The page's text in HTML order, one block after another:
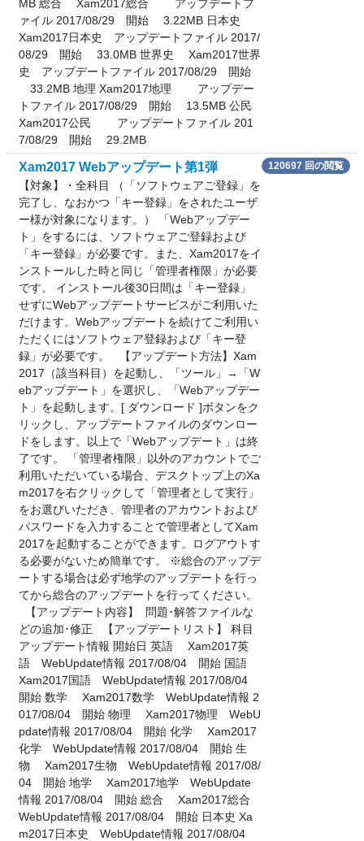
MB 総合 Xam2017総合 アップデートフ
ァイル 2017/08/29 開始 3.22MB 日本史
Xam2017日本史 アップデートファイル 2017/
08/29 開始 33.0MB 世界史 Xam2017世界
史 アップデートファイル 2017/08/29 開始
33.2MB 地理 Xam2017地理 アップデー
トファイル 2017/08/29 開始 13.5MB 公民
Xam2017公民 アップデートファイル 201
7/08/29 開始 29.2MB
Xam2017 Webアップデート第1弾
【対象】・全科目 （「ソフトウェアご登録」を
完了し、なおかつ「キー登録」をされたユーザ
ー様が対象になります。） 「Webアップデー
ト」をするには、ソフトウェアご登録および
「キー登録」が必要です。また、Xam2017をイ
ンストールした時と同じ「管理者権限」が必要
です。 インストール後30日間は「キー登録」
せずにWebアップデートサービスがご利用いた
だけます。Webアップデートを続けてご利用い
ただくにはソフトウェア登録および「キー登
録」が必要です。 【アップデート方法】Xam
2017（該当科目）を起動し、「ツール」→「W
ebアップデート」を選択し、「Webアップデー
ト」を起動します。[ ダウンロード ]ボタンをク
リックし、アップデートファイルのダウンロー
ドをします。以上で「Webアップデート」は終
了です。 「管理者権限」以外のアカウントでご
利用いただいている場合、デスクトップ上のXa
m2017を右クリックして「管理者として実行」
をお選びいただき、管理者のアカウントおよび
パスワードを入力することで管理者としてXam
2017を起動することができます。ログアウトす
る必要がないため簡単です。 ※総合のアップデ
ートする場合は必ず地学のアップデートを行っ
てから総合のアップデートを行ってください。
【アップデート内容】 問題･解答ファイルな
どの追加･修正 【アップデートリスト】 科目
アップデート情報 開始日 英語 Xam2017英
語 WebUpdate情報 2017/08/04 開始 国語
Xam2017国語 WebUpdate情報 2017/08/04
開始 数学 Xam2017数学 WebUpdate情報 2
017/08/04 開始 物理 Xam2017物理 WebU
pdate情報 2017/08/04 開始 化学 Xam2017
化学 WebUpdate情報 2017/08/04 開始 生
物 Xam2017生物 WebUpdate情報 2017/08/
04 開始 地学 Xam2017地学 WebUpdate
情報 2017/08/04 開始 総合 Xam2017総合
WebUpdate情報 2017/08/04 開始 日本史 Xa
m2017日本史 WebUpdate情報 2017/08/04
120697 回の閲覧